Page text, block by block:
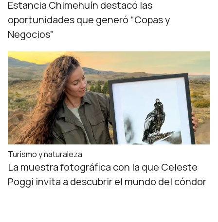
Estancia Chimehuín destacó las
oportunidades que generó “Copas y
Negocios”
Turismo y naturaleza
La muestra fotográfica con la que Celeste
Poggi invita a descubrir el mundo del cóndor